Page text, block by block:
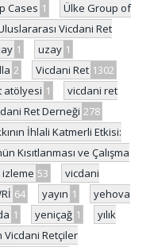
Cases 1
Ülke Group of
Vicdani Ret
1 uzay 1
2 Vicdani Ret 1302
atölyesi 1
vicdani ret
Ret Derneği 278
İhlali Katmerli Etkisi:
Kısıtlanması ve Çalışma
53
vicdani
64 yayın 1
yehova
1 yeniçağ 1
yılık
Vicdani Retçiler